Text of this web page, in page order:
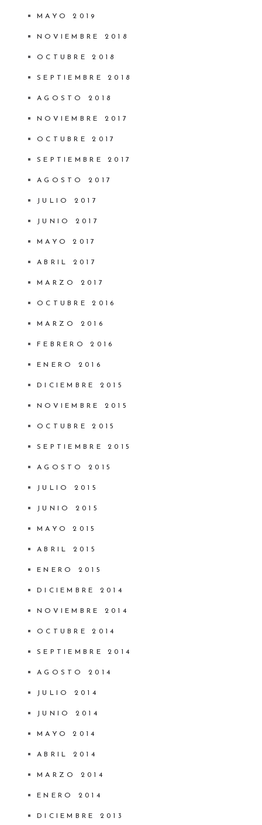
MAYO 2019
NOVIEMBRE 2018
OCTUBRE 2018
SEPTIEMBRE 2018
AGOSTO 2018
NOVIEMBRE 2017
OCTUBRE 2017
SEPTIEMBRE 2017
AGOSTO 2017
JULIO 2017
JUNIO 2017
MAYO 2017
ABRIL 2017
MARZO 2017
OCTUBRE 2016
MARZO 2016
FEBRERO 2016
ENERO 2016
DICIEMBRE 2015
NOVIEMBRE 2015
OCTUBRE 2015
SEPTIEMBRE 2015
AGOSTO 2015
JULIO 2015
JUNIO 2015
MAYO 2015
ABRIL 2015
ENERO 2015
DICIEMBRE 2014
NOVIEMBRE 2014
OCTUBRE 2014
SEPTIEMBRE 2014
AGOSTO 2014
JULIO 2014
JUNIO 2014
MAYO 2014
ABRIL 2014
MARZO 2014
ENERO 2014
DICIEMBRE 2013